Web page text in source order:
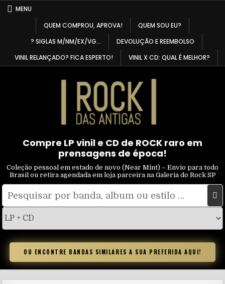
SkipMENU
QUEM COMPROU, APROVA!
QUEM SOU EU?
? SIGLAS M/NM/EX/VG…
DEVOLUÇÃO E REEMBOLSO
VINIL RELANÇADO? FICA ESPERTO!
VINIL X CD: QUAL É MELHOR?
Compre LP vinil e CD de ROCK raro em
prensagens de época!
Coleção pessoal em estado de novo (Near Mint) – Envio para todo
Brasil ou retira agendada em loja parceira na Galeria do Rock SP
Pesquisar
tipo
OU ENCONTRE BANDAS SIMILARES A SUA PREFERIDA AQUI!